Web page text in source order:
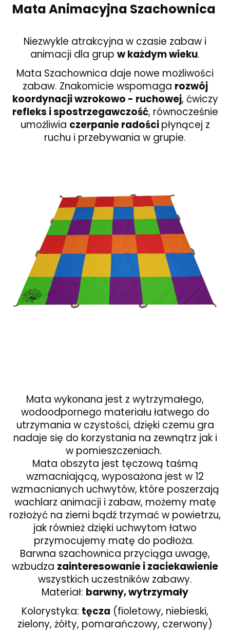
Mata Animacyjna Szachownica
Niezwykle atrakcyjna w czasie zabaw i
animacji dla grup w każdym wieku.
Mata Szachownica daje nowe możliwości
zabaw. Znakomicie wspomaga rozwój
koordynacji wzrokowo - ruchowej, ćwiczy
refleks i spostrzegawczość, równocześnie
umożliwia czerpanie radościpłynącej z
ruchu i przebywania w grupie.
Mata wykonana jest z wytrzymałego,
wodoodpornego materiału łatwego do
utrzymania w czystości, dzięki czemu gra
nadaje się do korzystania na zewnątrz jak i
w pomieszczeniach.
Mata obszyta jest tęczową taśmą
wzmacniającą, wyposażona jest w 12
wzmacnianych uchwytów, które poszerzają
wachlarz animacji i zabaw, możemy matę
rozłożyć na ziemi bądź trzymać w powietrzu,
jak również dzięki uchwytom łatwo
przymocujemy matę do podłoża.
Barwna szachownica przyciąga uwagę,
wzbudza zainteresowanie i zaciekawienie
wszystkich uczestników zabawy.
Materiał: barwny, wytrzymały
Kolorystyka: tęcza (fioletowy, niebieski,
zielony, żółty, pomarańczowy, czerwony)